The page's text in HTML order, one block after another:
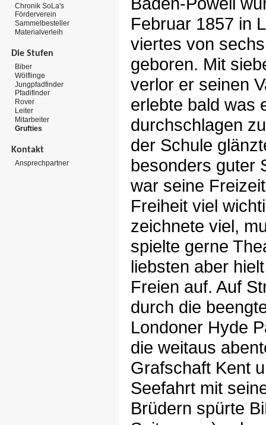
Chronik SoLa's
Förderverein
Sammelbesteller
Materialverleih
Die Stufen
Biber
Wölflinge
Jungpfadfinder
Pfadifinder
Rover
Leiter
Mitarbeiter
Grufties
Kontakt
Ansprechpartner
Februar 1857 in
viertes von
geboren. Mit
verlor er seinen
erlebte bald was
durchschlagen
der Schule
besonders guter
war seine
Freiheit viel
zeichnete viel,
spielte gerne
liebsten aber
Freien auf. Auf
durch die
Londoner Hyde
die weitaus
Grafschaft Kent
Seefahrt mit
Brüdern spürte